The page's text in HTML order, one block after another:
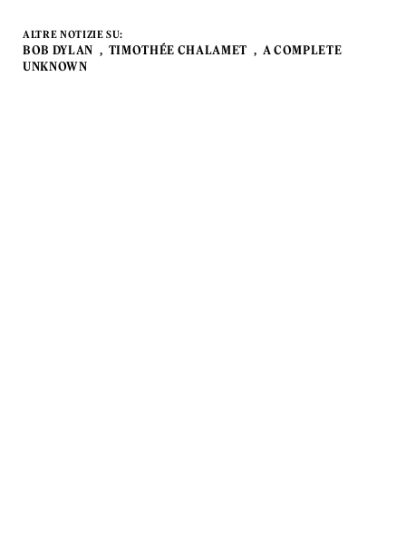
ALTRE NOTIZIE SU:
BOB DYLAN TIMOTHÉE CHALAMET
A COMPLETE
UNKNOWN